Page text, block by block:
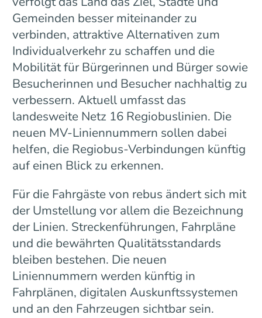
Gemeinden besser miteinander zu
verbinden, attraktive Alternativen zum
Individualverkehr zu schaffen und die
Mobilität für Bürgerinnen und Bürger sowie
Besucherinnen und Besucher nachhaltig zu
verbessern. Aktuell umfasst das
landesweite Netz 16 Regiobuslinien. Die
neuen MV-Liniennummern sollen dabei
helfen, die Regiobus-Verbindungen künftig
auf einen Blick zu erkennen.
Für die Fahrgäste von rebus ändert sich mit
der Umstellung vor allem die Bezeichnung
der Linien. Streckenführungen, Fahrpläne
und die bewährten Qualitätsstandards
bleiben bestehen. Die neuen
Liniennummern werden künftig in
Fahrplänen, digitalen Auskunftssystemen
und an den Fahrzeugen sichtbar sein.